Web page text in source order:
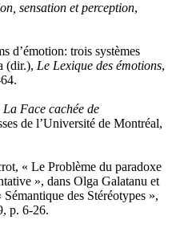
sensation et perception,
d’émotion: trois systèmes
(dir.), Le Lexique des émotions,
La Face cachée de
de l’Université de Montréal,
« Le Problème du paradoxe
», dans Olga Galatanu et
des Stéréotypes »,
p. 6-26.